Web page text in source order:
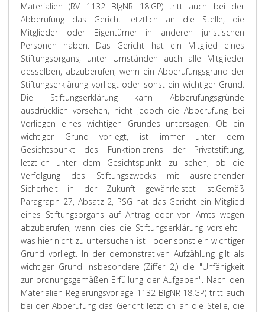
Materialien (RV 1132 BlgNR 18.GP) tritt auch bei der
Abberufung das Gericht letztlich an die Stelle, die
Mitglieder oder Eigentümer in anderen juristischen
Personen haben. Das Gericht hat ein Mitglied eines
Stiftungsorgans, unter Umständen auch alle Mitglieder
desselben, abzuberufen, wenn ein Abberufungsgrund der
Stiftungserklärung vorliegt oder sonst ein wichtiger Grund.
Die Stiftungserklärung kann Abberufungsgründe
ausdrücklich vorsehen, nicht jedoch die Abberufung bei
Vorliegen eines wichtigen Grundes untersagen. Ob ein
wichtiger Grund vorliegt, ist immer unter dem
Gesichtspunkt des Funktionierens der Privatstiftung,
letztlich unter dem Gesichtspunkt zu sehen, ob die
Verfolgung des Stiftungszwecks mit ausreichender
Sicherheit in der Zukunft gewährleistet ist.Gemäß
Paragraph 27, Absatz 2, PSG hat das Gericht ein Mitglied
eines Stiftungsorgans auf Antrag oder von Amts wegen
abzuberufen, wenn dies die Stiftungserklärung vorsieht -
was hier nicht zu untersuchen ist - oder sonst ein wichtiger
Grund vorliegt. In der demonstrativen Aufzählung gilt als
wichtiger Grund insbesondere (Ziffer 2,) die "Unfähigkeit
zur ordnungsgemäßen Erfüllung der Aufgaben". Nach den
Materialien Regierungsvorlage 1132 BlgNR 18.GP) tritt auch
bei der Abberufung das Gericht letztlich an die Stelle, die